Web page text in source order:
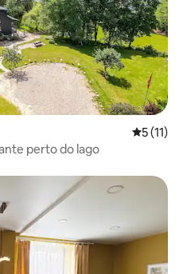
5 de uma
5 (11)
perto do lago